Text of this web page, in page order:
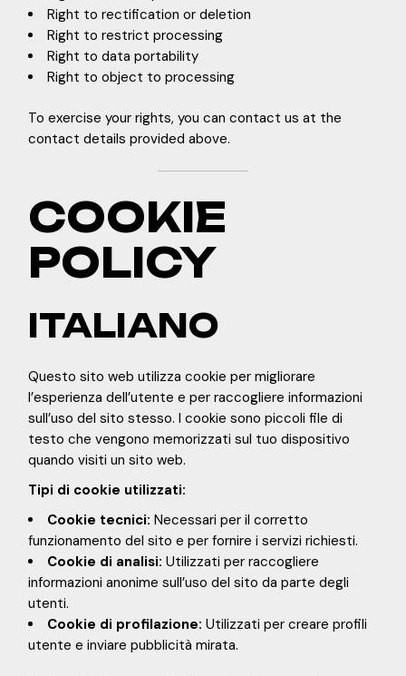
Right to rectification or deletion
Right to restrict processing
Right to data portability
Right to object to processing
To exercise your rights, you can contact us at the
contact details provided above.
COOKIE
POLICY
ITALIANO
Questo sito web utilizza cookie per migliorare
l’esperienza dell’utente e per raccogliere informazioni
sull’uso del sito stesso. I cookie sono piccoli file di
testo che vengono memorizzati sul tuo dispositivo
quando visiti un sito web.
Tipi di cookie utilizzati:
Cookie tecnici: Necessari per il corretto
funzionamento del sito e per fornire i servizi richiesti.
Cookie di analisi: Utilizzati per raccogliere
informazioni anonime sull’uso del sito da parte degli
utenti.
Cookie di profilazione: Utilizzati per creare profili
utente e inviare pubblicità mirata.